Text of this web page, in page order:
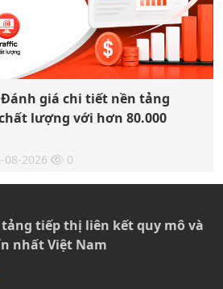
giá chi tiết nền tảng
lượng với hơn 80.000
08-2026 0
tảng tiếp thị liên kết quy mô và
nhất Việt Nam